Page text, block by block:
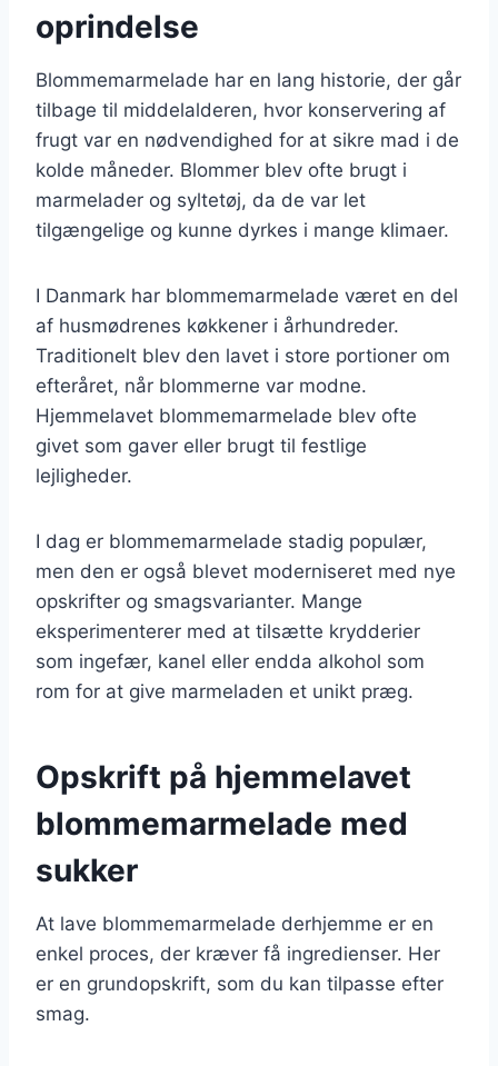
oprindelse
Blommemarmelade har en lang historie, der går
tilbage til middelalderen, hvor konservering af
frugt var en nødvendighed for at sikre mad i de
kolde måneder. Blommer blev ofte brugt i
marmelader og syltetøj, da de var let
tilgængelige og kunne dyrkes i mange klimaer.
I Danmark har blommemarmelade været en del
af husmødrenes køkkener i århundreder.
Traditionelt blev den lavet i store portioner om
efteråret, når blommerne var modne.
Hjemmelavet blommemarmelade blev ofte
givet som gaver eller brugt til festlige
lejligheder.
I dag er blommemarmelade stadig populær,
men den er også blevet moderniseret med nye
opskrifter og smagsvarianter. Mange
eksperimenterer med at tilsætte krydderier
som ingefær, kanel eller endda alkohol som
rom for at give marmeladen et unikt præg.
Opskrift på hjemmelavet
blommemarmelade med
sukker
At lave blommemarmelade derhjemme er en
enkel proces, der kræver få ingredienser. Her
er en grundopskrift, som du kan tilpasse efter
smag.